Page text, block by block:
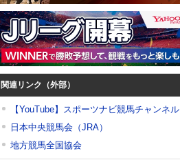
関連リンク（外部）
【YouTube】スポーツナビ競馬チャンネル
日本中央競馬会（JRA）
地方競馬全国協会